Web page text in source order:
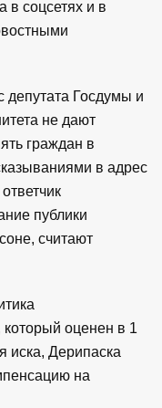
в соцсетях и в
депутата Госдумы и
не дают
граждан в
в адрес
публики
считают
оценен в 1
иска, Дерипаска
на